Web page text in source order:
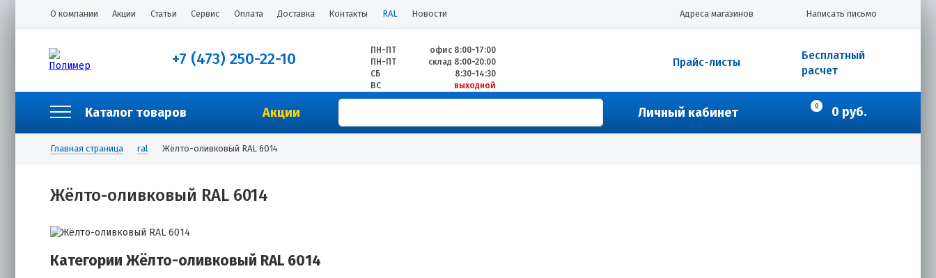
О компании Акции Статьи Сервис Оплата Доставка Контакты RAL Новости Написать письмо
Адреса магазинов
+7 (473) 250-22-10 ПН-ПТ
офис 8:00-17:00
ПН-ПТ
склад 8:00-20:00
СБ
8:30-14:30
ВС
выходной
Бесплатный
расчет
Прайс-листы
Каталог товаров Акции Личный кабинет 0 0 руб.
Главная страница ral Жёлто-оливковый RAL 6014
Жёлто-оливковый RAL 6014
Категории Жёлто-оливковый RAL 6014